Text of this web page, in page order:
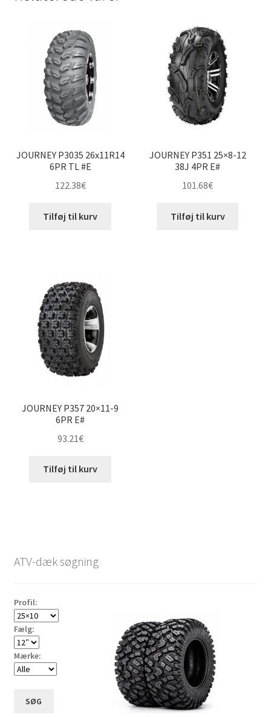
JOURNEY P3035 26x11R14
6PR TL #E
122.38€
Tilføj til kurv
JOURNEY P351 25×8-12
38J 4PR E#
101.68€
Tilføj til kurv
JOURNEY P357 20×11-9
6PR E#
93.21€
Tilføj til kurv
ATV-dæk søgning
Profil:
Fælg:
Mærke:
SØG